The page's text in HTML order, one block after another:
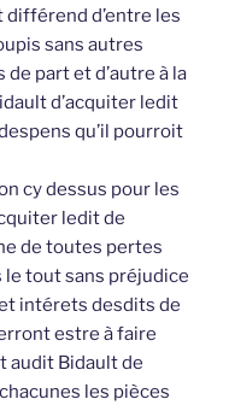
d’entre les
sans autres
part et d’autre à la
d’acquiter ledit
qu’il pourroit
cy dessus pour les
ledit de
de toutes pertes
tout sans préjudice
intérets desdits de
estre à faire
audit Bidault de
les pièces